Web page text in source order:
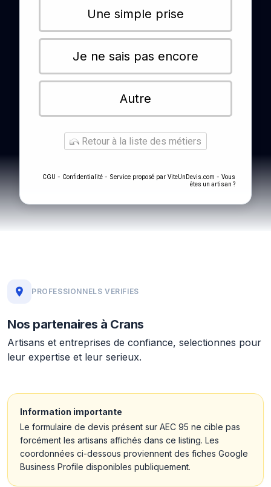
Une simple prise
Je ne sais pas encore
Autre
Retour à la liste des métiers
CGU - Confidentialité - Service proposé par ViteUnDevis.com - Vous
êtes un artisan ?
PROFESSIONNELS VERIFIES
Nos partenaires à Crans
Artisans et entreprises de confiance, selectionnes pour
leur expertise et leur serieux.
Information importante
Le formulaire de devis présent sur AEC 95 ne cible pas
forcément les artisans affichés dans ce listing. Les
coordonnées ci-dessous proviennent des fiches Google
Business Profile disponibles publiquement.